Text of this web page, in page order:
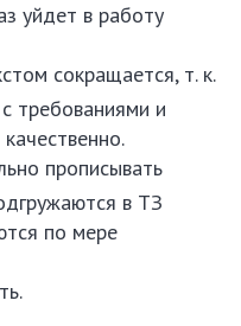
уйдет в работу
сокращается, т. к.
требованиями и
прописывать
в ТЗ
по мере